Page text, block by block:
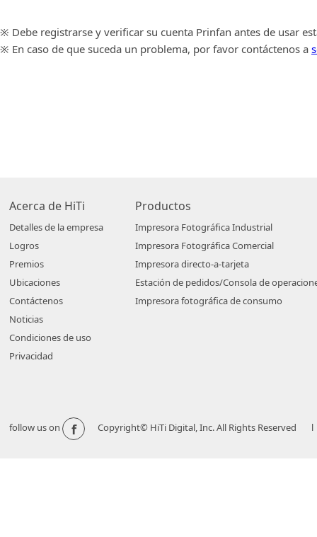
※ Debe registrarse y verificar su cuenta Prinfan antes de usar
※ En caso de que suceda un problema, por favor contáctenos a
Acerca de HiTi
Detalles de la empresa
Logros
Premios
Ubicaciones
Contáctenos
Noticias
Condiciones de uso
Privacidad
Productos
Impresora Fotográfica Industrial
Impresora Fotográfica Comercial
Impresora directo-a-tarjeta
Estación de pedidos/Consola de
Impresora fotográfica de consumo
follow us on f Copyright© HiTi Digital, Inc. All Rights Reserved l